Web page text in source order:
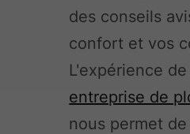
des conseils
confort et vos
L'expérience
entreprise de
nous permet